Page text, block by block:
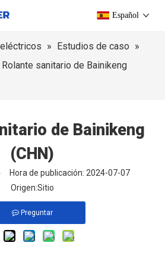
Español
» Estudios de caso »
Rolante sanitario de Bainikeng
de Bainikeng
(CHN)
Hora de publicación: 2024-07-07
Origen:Sitio
Preguntar